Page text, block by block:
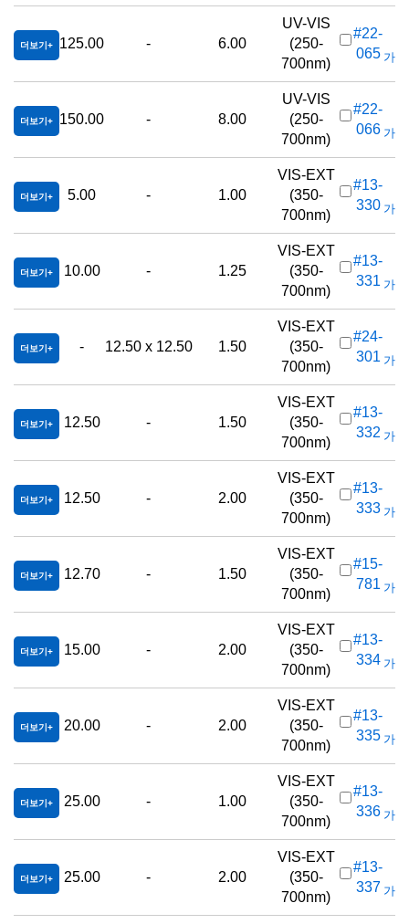
더보기 125.00 - 6.00
UV-VIS
(250-
700nm)
#22-
065 가
더보기 150.00 - 8.00
UV-VIS
(250-
700nm)
#22-
066 가
더보기 5.00 - 1.00
VIS-EXT
(350-
700nm)
#13-
330 가
더보기 10.00 - 1.25
VIS-EXT
(350-
700nm)
#13-
331 가
더보기 - 12.50 x 12.50 1.50
VIS-EXT
(350-
700nm)
#24-
301 가
더보기 12.50 - 1.50
VIS-EXT
(350-
700nm)
#13-
332 가
더보기 12.50 - 2.00
VIS-EXT
(350-
700nm)
#13-
333 가
더보기 12.70 - 1.50
VIS-EXT
(350-
700nm)
#15-
781 가
더보기 15.00 - 2.00
VIS-EXT
(350-
700nm)
#13-
334 가
더보기 20.00 - 2.00
VIS-EXT
(350-
700nm)
#13-
335 가
더보기 25.00 - 1.00
VIS-EXT
(350-
700nm)
#13-
336 가
더보기 25.00 - 2.00
VIS-EXT
(350-
700nm)
#13-
337 가